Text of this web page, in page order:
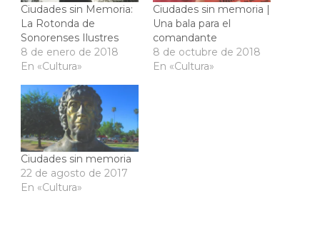
Ciudades sin Memoria:
La Rotonda de
Sonorenses Ilustres
8 de enero de 2018
En «Cultura»
Ciudades sin memoria |
Una bala para el
comandante
8 de octubre de 2018
En «Cultura»
Ciudades sin memoria
22 de agosto de 2017
En «Cultura»